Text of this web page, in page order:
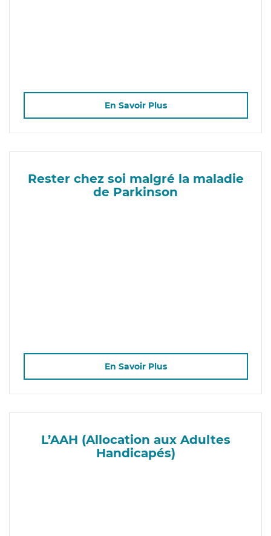
En Savoir Plus
Rester chez soi malgré la maladie
de Parkinson
En Savoir Plus
L’AAH (Allocation aux Adultes
Handicapés)